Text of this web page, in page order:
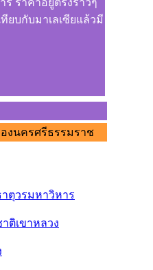
ราคาอยู่ตรงราวๆ
ยบกับมาเลเซียแล้วมี
องนครศรีธรรมราช
ตุวรมหาวิหาร
ติเขาหลวง